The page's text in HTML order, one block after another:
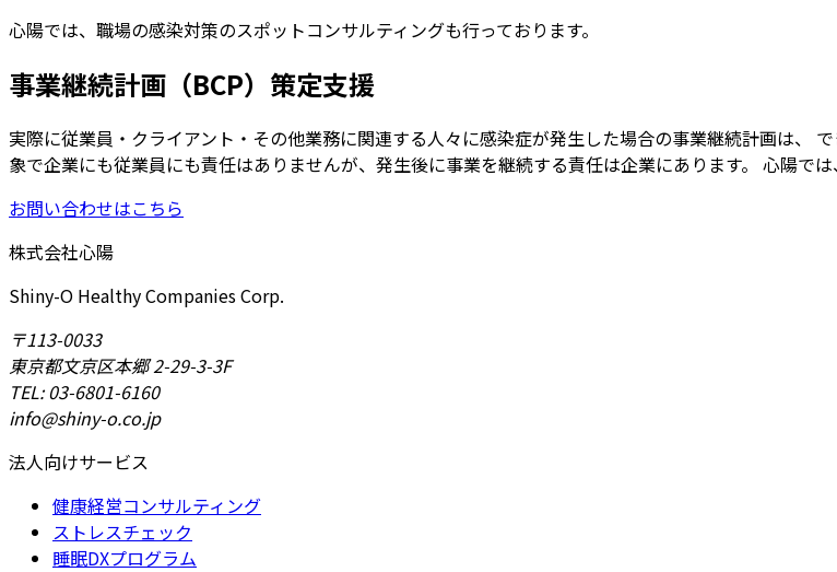
心陽では、職場の感染対策のスポットコンサルティングも行っております。
事業継続計画（BCP）策定支援
実際に従業員・クライアント・その他業務に関連する人々に感染症が発生した場合の事業継続計画は、
象で企業にも従業員にも責任はありませんが、発生後に事業を継続する責任は企業にあります。 心陽で
お問い合わせはこちら
株式会社心陽
Shiny-O Healthy Companies Corp.
〒113-0033
東京都文京区本郷 2-29-3-3F
TEL: 03-6801-6160
info@shiny-o.co.jp
法人向けサービス
健康経営コンサルティング
ストレスチェック
睡眠DXプログラム